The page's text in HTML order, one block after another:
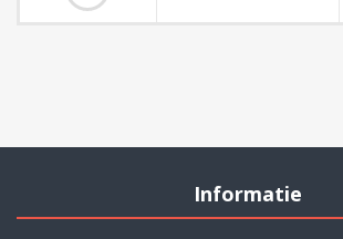
Informatie